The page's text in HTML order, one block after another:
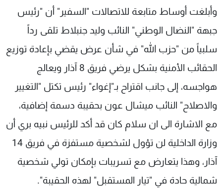
وأبلغت أوساط متابعة للاتصالات "السفير" أن "رئيس
جبهة "النضال الوطني" النائب وليد جنبلاط تلقى رداً
سلبياً من "حزب الله" في شأن عرض يقضي بإعادة توزيع
الحقائب الأمنية بشكل يرضي فريق 8 آذار ويعالج
هواجسه، إلى جانب اقتراح بـ"إغواء" رئيس تكتل "التغيير
والاصلاح" النائب ميشال عون بحقيبة دسمة إضافية،
مع الاشارة الى ان سلام كان قد أكد للرئيس نبيه بري أن
وزارة الداخلية لن تؤول لشخصية مستفزة في فريق 14
آذار، وهذا يتعارض مع تسريبات بإمكان تولي شخصية
شمالية حادة في "تيار المستقبل" لهذه الحقيبة".